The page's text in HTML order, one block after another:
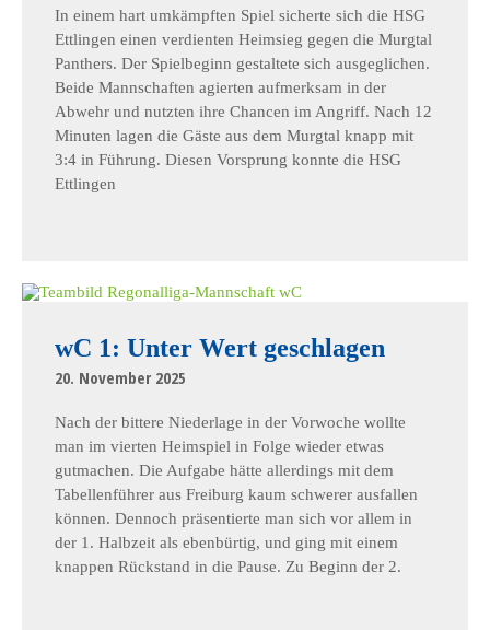
In einem hart umkämpften Spiel sicherte sich die HSG
Ettlingen einen verdienten Heimsieg gegen die Murgtal
Panthers. Der Spielbeginn gestaltete sich ausgeglichen.
Beide Mannschaften agierten aufmerksam in der
Abwehr und nutzten ihre Chancen im Angriff. Nach 12
Minuten lagen die Gäste aus dem Murgtal knapp mit
3:4 in Führung. Diesen Vorsprung konnte die HSG
Ettlingen
wC 1: Unter Wert geschlagen
20. November 2025
Nach der bittere Niederlage in der Vorwoche wollte
man im vierten Heimspiel in Folge wieder etwas
gutmachen. Die Aufgabe hätte allerdings mit dem
Tabellenführer aus Freiburg kaum schwerer ausfallen
können. Dennoch präsentierte man sich vor allem in
der 1. Halbzeit als ebenbürtig, und ging mit einem
knappen Rückstand in die Pause. Zu Beginn der 2.